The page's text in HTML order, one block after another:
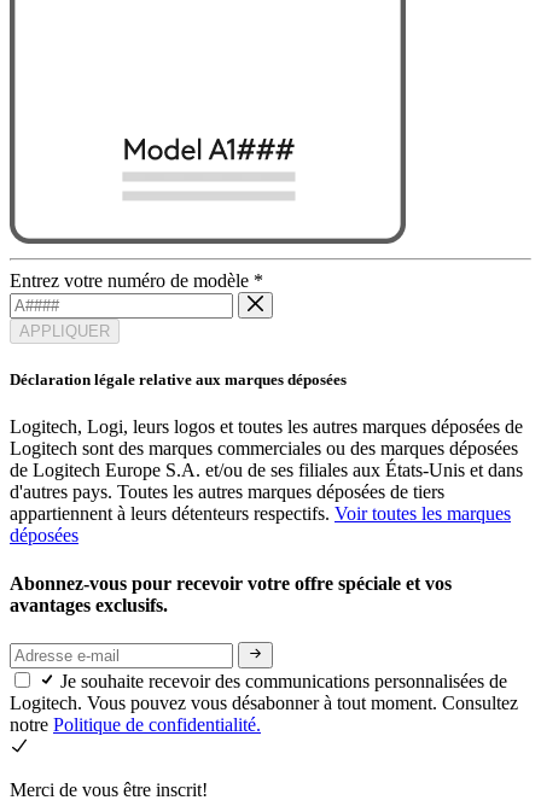
Entrez votre numéro de modèle *
APPLIQUER
Déclaration légale relative aux marques déposées
Logitech, Logi, leurs logos et toutes les autres marques déposées de
Logitech sont des marques commerciales ou des marques déposées
de Logitech Europe S.A. et/ou de ses filiales aux États-Unis et dans
d'autres pays. Toutes les autres marques déposées de tiers
appartiennent à leurs détenteurs respectifs. Voir toutes les marques
déposées
Abonnez-vous pour recevoir votre offre spéciale et vos
avantages exclusifs.
Je souhaite recevoir des communications personnalisées de
Logitech. Vous pouvez vous désabonner à tout moment. Consultez
notre Politique de confidentialité.
Merci de vous être inscrit!